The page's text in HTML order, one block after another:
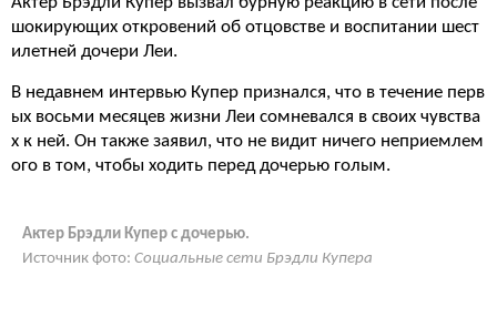
шокирующих откровений об отцовстве и воспитании шест
илетней дочери Леи.
В недавнем интервью Купер признался, что в течение перв
ых восьми месяцев жизни Леи сомневался в своих чувства
х к ней. Он также заявил, что не видит ничего неприемлем
ого в том, чтобы ходить перед дочерью голым.
Актер Брэдли Купер с дочерью.
Источник фото: Социальные сети Брэдли Купера